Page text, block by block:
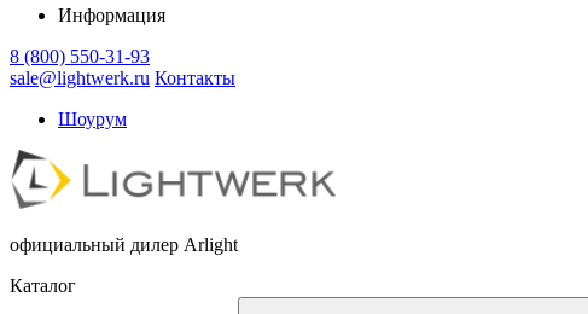
Информация
8 (800) 550-31-93
sale@lightwerk.ru Контакты
Шоурум
официальный дилер Arlight
Каталог